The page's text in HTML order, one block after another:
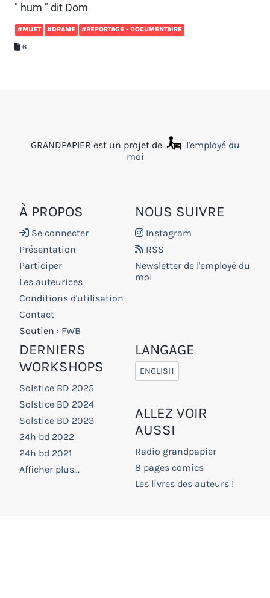
" hum " dit Dom
#MUET #DRAME #REPORTAGE - DOCUMENTAIRE
6
GRANDPAPIER est un projet de
l'employé du
moi
À PROPOS
Se connecter
Présentation
Participer
Les auteurices
Conditions d'utilisation
Contact
Soutien : FWB
NOUS SUIVRE
Instagram
RSS
Newsletter de l'employé du
moi
DERNIERS
WORKSHOPS
Solstice BD 2025
Solstice BD 2024
Solstice BD 2023
24h bd 2022
24h bd 2021
Afficher plus...
LANGAGE
ENGLISH
ALLEZ VOIR
AUSSI
Radio grandpapier
8 pages comics
Les livres des auteurs !